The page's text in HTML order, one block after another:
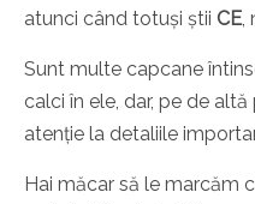
atunci când totuși știi CE,
Sunt multe capcane
calci în ele, dar, pe de
atenție la detaliile
Hai măcar să le marcăm